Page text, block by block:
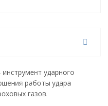
ударного
работы удара
газов.